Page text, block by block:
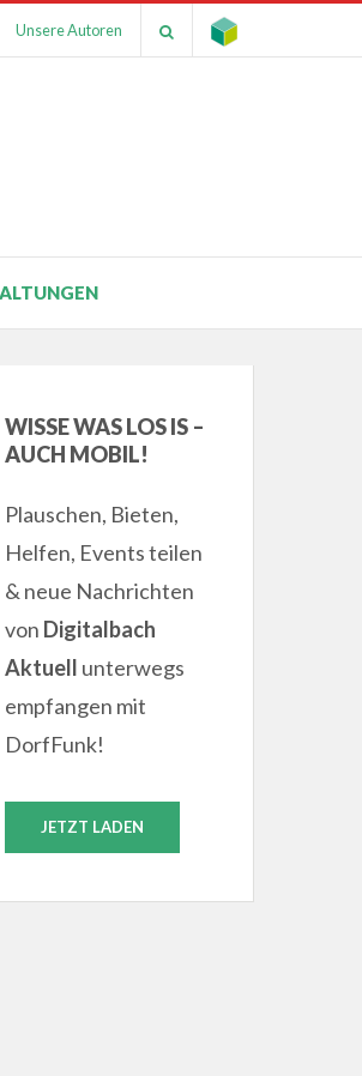
Unsere Autoren
WISSE WAS LOS IS –
AUCH MOBIL!
Plauschen, Bieten,
Helfen, Events teilen
& neue Nachrichten
von Digitalbach
Aktuell unterwegs
empfangen mit
DorfFunk!
JETZT LADEN